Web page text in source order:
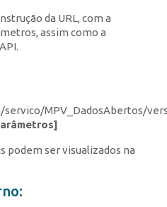
da URL, com a
assim como a
MPV_DadosAbertos/
podem ser visualizados na